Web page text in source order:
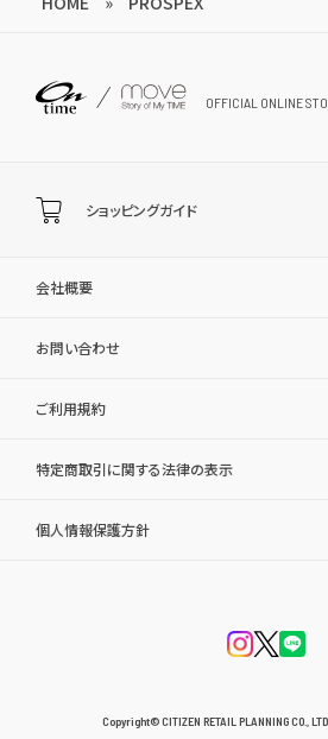
OFFICIAL ONLINE
会社概要
お問い合わせ
ご利用規約
特定商取引に関する法律の表示
個人情報保護方針
ショッピングガイド
Copyright© CITIZEN RETAIL PLANNING CO.,